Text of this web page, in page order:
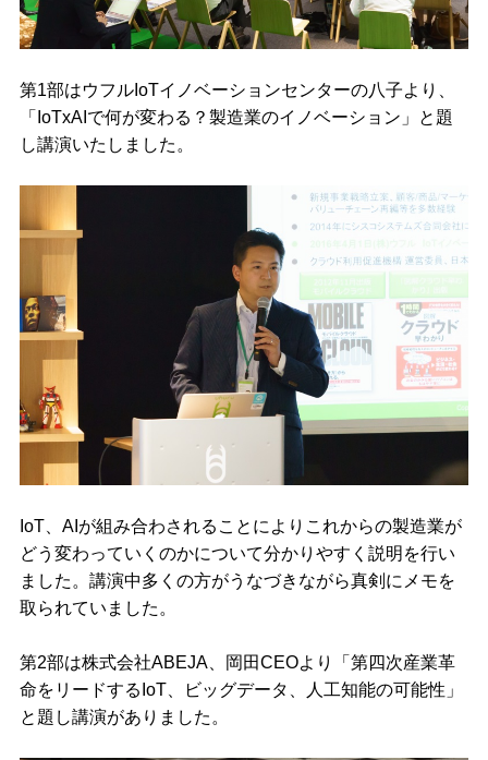
第1部はウフルIoTイノベーションセンターの八子より、
「IoTxAIで何が変わる？製造業のイノベーション」と題
し講演いたしました。
IoT、AIが組み合わされることによりこれからの製造業が
どう変わっていくのかについて分かりやすく説明を行い
ました。講演中多くの方がうなづきながら真剣にメモを
取られていました。
第2部は株式会社ABEJA、岡田CEOより「第四次産業革
命をリードするIoT、ビッグデータ、人工知能の可能性」
と題し講演がありました。